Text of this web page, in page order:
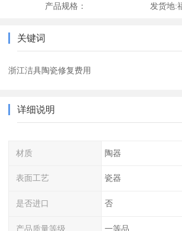
产品规格： 发货地:
关键词
浙江洁具陶瓷修复费用
详细说明
材质 陶器
表面工艺 瓷器
是否进口 否
产品质量等级 一等品